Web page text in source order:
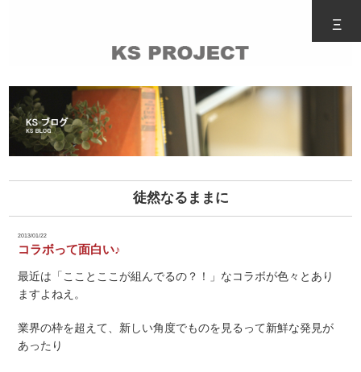
Ξ
徒然なるままに
2013/01/22
コラボって面白い♪
最近は「こことここが組んでるの？！」なコラボが色々とあり
ますよねえ。
業界の枠を超えて、新しい角度でものを見るって新鮮な発見が
あったり